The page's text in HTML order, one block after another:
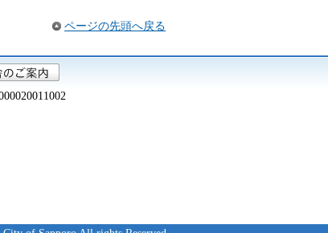
ページの先頭へ戻る